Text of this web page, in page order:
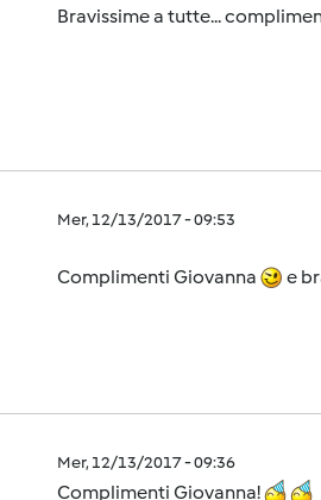
Bravissime a tutte...
Mer, 12/13/2017 - 09:53
Complimenti Giovanna e
Mer, 12/13/2017 - 09:36
Complimenti Giovanna!